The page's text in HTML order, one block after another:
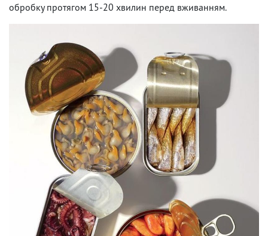
обробку протягом 15-20 хвилин перед вживанням.